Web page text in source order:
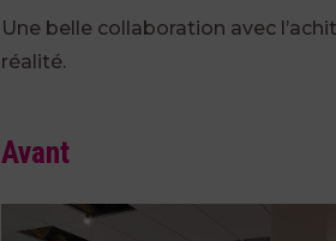
Une belle collaboration avec
réalité.
Avant